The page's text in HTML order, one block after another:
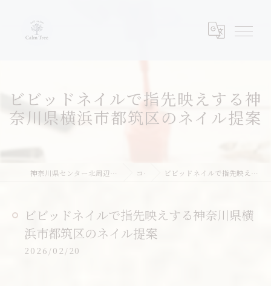
ビビッドネイルで指先映えする神
奈川県横浜市都筑区のネイル提案
神奈川県センター北周辺のネイルならネイルサロンcalm tree コラム ビビッドネイルで指先映えする神奈川県横浜市都筑区のネイル提案
ビビッドネイルで指先映えする神奈川県横
浜市都筑区のネイル提案
2026/02/20